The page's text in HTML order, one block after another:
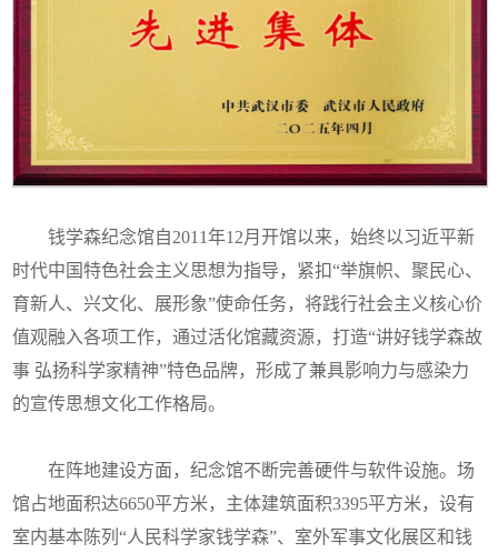
钱学森纪念馆自2011年12月开馆以来，始终以习近平新
时代中国特色社会主义思想为指导，紧扣“举旗帜、聚民心、
育新人、兴文化、展形象”使命任务，将践行社会主义核心价
值观融入各项工作，通过活化馆藏资源，打造“讲好钱学森故
事 弘扬科学家精神”特色品牌，形成了兼具影响力与感染力
的宣传思想文化工作格局。
在阵地建设方面，纪念馆不断完善硬件与软件设施。场
馆占地面积达6650平方米，主体建筑面积3395平方米，设有
室内基本陈列“人民科学家钱学森”、室外军事文化展区和钱